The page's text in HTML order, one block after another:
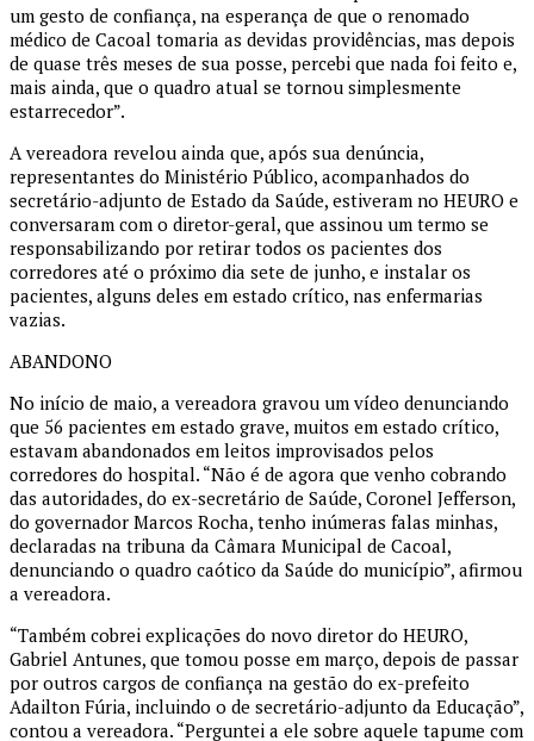
um gesto de confiança, na esperança de que o renomado
médico de Cacoal tomaria as devidas providências, mas depois
de quase três meses de sua posse, percebi que nada foi feito e,
mais ainda, que o quadro atual se tornou simplesmente
estarrecedor”.
A vereadora revelou ainda que, após sua denúncia,
representantes do Ministério Público, acompanhados do
secretário-adjunto de Estado da Saúde, estiveram no HEURO e
conversaram com o diretor-geral, que assinou um termo se
responsabilizando por retirar todos os pacientes dos
corredores até o próximo dia sete de junho, e instalar os
pacientes, alguns deles em estado crítico, nas enfermarias
vazias.
ABANDONO
No início de maio, a vereadora gravou um vídeo denunciando
que 56 pacientes em estado grave, muitos em estado crítico,
estavam abandonados em leitos improvisados pelos
corredores do hospital. “Não é de agora que venho cobrando
das autoridades, do ex-secretário de Saúde, Coronel Jefferson,
do governador Marcos Rocha, tenho inúmeras falas minhas,
declaradas na tribuna da Câmara Municipal de Cacoal,
denunciando o quadro caótico da Saúde do município”, afirmou
a vereadora.
“Também cobrei explicações do novo diretor do HEURO,
Gabriel Antunes, que tomou posse em março, depois de passar
por outros cargos de confiança na gestão do ex-prefeito
Adailton Fúria, incluindo o de secretário-adjunto da Educação”,
contou a vereadora. “Perguntei a ele sobre aquele tapume com